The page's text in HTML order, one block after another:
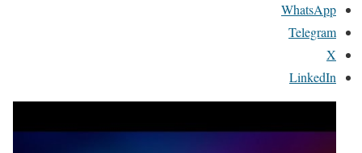
WhatsApp
Telegram
X
LinkedIn